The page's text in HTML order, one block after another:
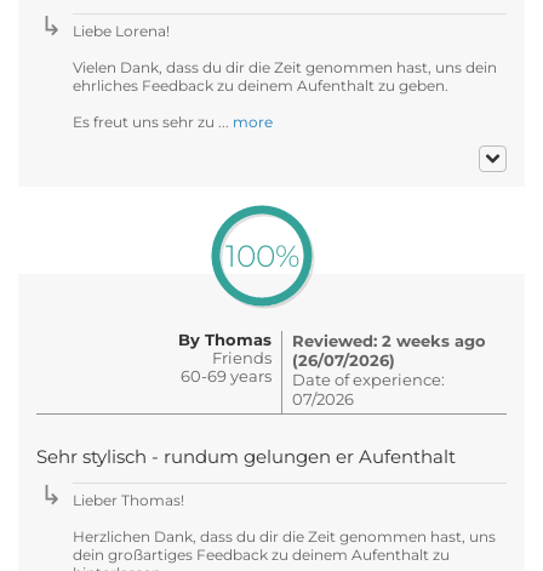
Liebe Lorena!
Vielen Dank, dass du dir die Zeit genommen hast, uns dein
ehrliches Feedback zu deinem Aufenthalt zu geben.
Es freut uns sehr zu ... more
100%
By Thomas
Friends
60-69 years
Reviewed: 2 weeks ago
(26/07/2026)
Date of experience:
07/2026
Sehr stylisch - rundum gelungen er Aufenthalt
Lieber Thomas!
Herzlichen Dank, dass du dir die Zeit genommen hast, uns
dein großartiges Feedback zu deinem Aufenthalt zu